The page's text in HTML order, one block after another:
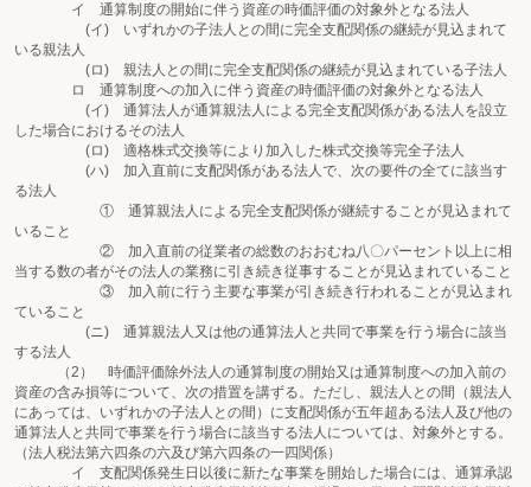
イ 通算制度の開始に伴う資産の時価評価の対象外となる法人
(イ) いずれかの子法人との間に完全支配関係の継続が見込まれて
いる親法人
(ロ) 親法人との間に完全支配関係の継続が見込まれている子法人
ロ 通算制度への加入に伴う資産の時価評価の対象外となる法人
(イ) 通算法人が通算親法人による完全支配関係がある法人を設立
した場合におけるその法人
(ロ) 適格株式交換等により加入した株式交換等完全子法人
(ハ) 加入直前に支配関係がある法人で、次の要件の全てに該当す
る法人
① 通算親法人による完全支配関係が継続することが見込まれて
いること
② 加入直前の従業者の総数のおおむね八〇パーセント以上に相
当する数の者がその法人の業務に引き続き従事することが見込まれていること
③ 加入前に行う主要な事業が引き続き行われることが見込まれ
ていること
(ニ) 通算親法人又は他の通算法人と共同で事業を行う場合に該当
する法人
（2） 時価評価除外法人の通算制度の開始又は通算制度への加入前の
資産の含み損等について、次の措置を講ずる。ただし、親法人との間（親法人
にあっては、いずれかの子法人との間）に支配関係が五年超ある法人及び他の
通算法人と共同で事業を行う場合に該当する法人については、対象外とする。
（法人税法第六四条の六及び第六四条の一四関係）
イ 支配関係発生日以後に新たな事業を開始した場合には、通算承認